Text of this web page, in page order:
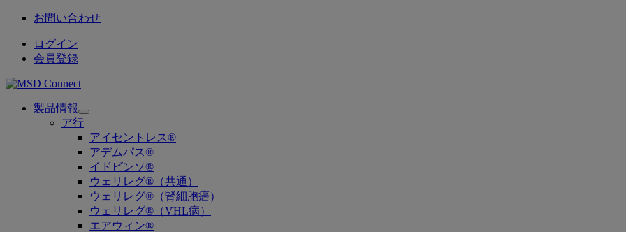
お問い合わせ
ログイン
会員登録
製品情報
Open
submenu
ア行
アイセントレス®
アデムパス®
イドビンソ®
ウェリレグ®（共通）
ウェリレグ®（腎細胞癌）
ウェリレグ®（VHL病）
エアウィン®